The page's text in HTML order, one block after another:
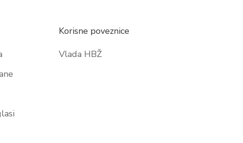
Korisne poveznice
Vlada HBŽ